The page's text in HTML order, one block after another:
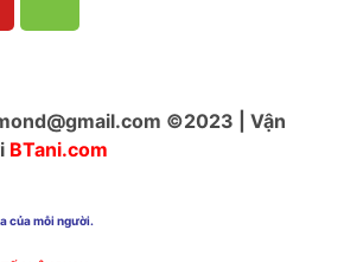
©2023 | Vận
BTani.com
của mỗi người.